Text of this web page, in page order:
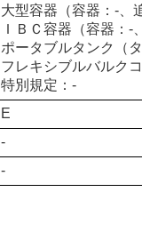
大型容器（容器：-、
ＩＢＣ容器（容器：-
ポータブルタンク（
フレキシブルバルク
特別規定：-
E
-
-